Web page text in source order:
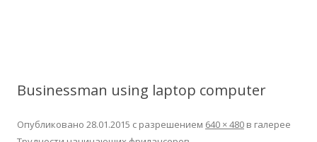
Businessman using laptop computer
Опубликовано 28.01.2015 с разрешением 640 × 480 в галерее